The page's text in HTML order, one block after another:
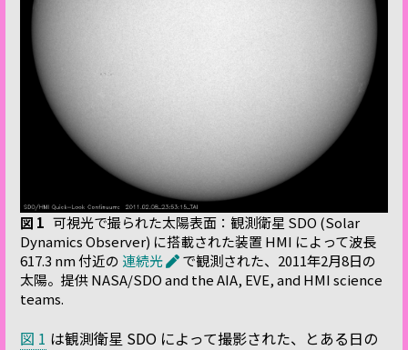
図 1 可視光で撮られた太陽表面：観測衛星 SDO (Solar
Dynamics Observer) に搭載された装置 HMI によって波長
617.3 nm 付近の 連続光
で観測された、2011年2月8日の
太陽。提供 NASA/SDO and the AIA, EVE, and HMI science
teams.
図 1 は観測衛星 SDO によって撮影された、とある日の